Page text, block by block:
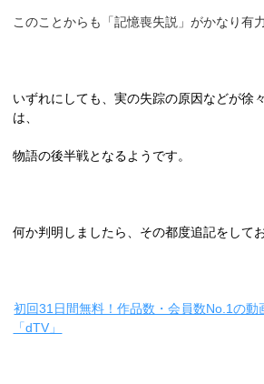
このことからも「記憶喪失説」がかなり有
いずれにしても、実の失踪の原因などが徐
は、
物語の後半戦となるようです。
何か判明しましたら、その都度追記をして
初回31日間無料！作品数・会員数No.1の動
「dTV」